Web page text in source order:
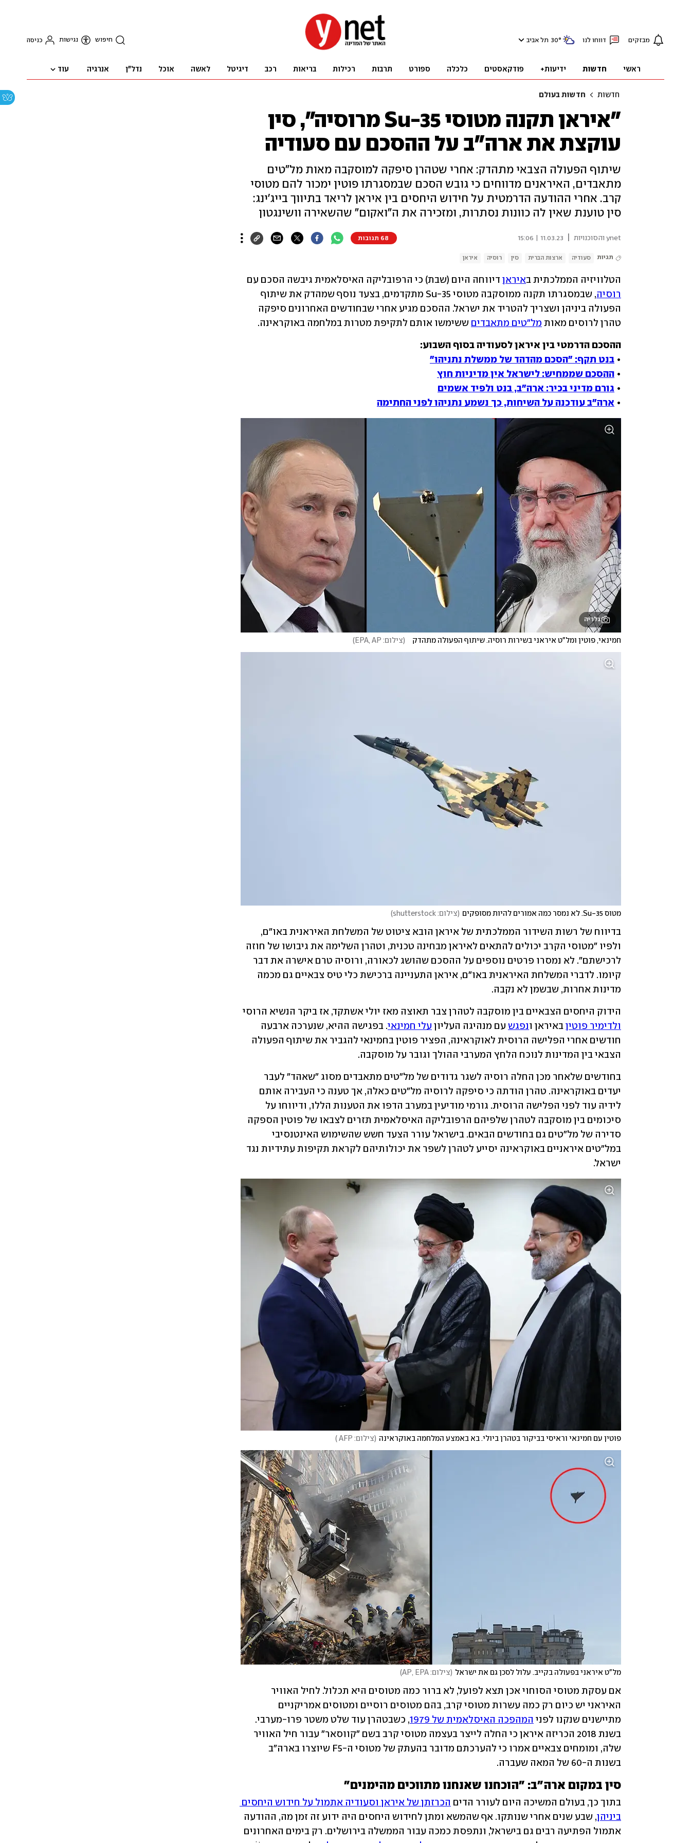
מבזקים דווחו לנו 30° תל אביב חיפוש נגישות כניסה
ראשי חדשות ידיעות+ פודקאסטים כלכלה ספורט תרבות רכילות בריאות רכב דיגיטל לאשה אוכל נדל"ן אנרגיה עוד
חדשות חדשות בעולם
"איראן תקנה מטוסי Su-35 מרוסיה", סין
עוקצת את ארה"ב על ההסכם עם סעודיה
שיתוף הפעולה הצבאי מתהדק: אחרי שטהרן סיפקה למוסקבה מאות מל"טים
מתאבדים, האיראנים מדווחים כי גובש הסכם שבמסגרתו פוטין ימכור להם מטוסי
קרב. אחרי ההודעה הדרמטית על חידוש היחסים בין איראן לריאד בתיווך בייג'ינג:
סין טוענת שאין לה כוונות נסתרות, ומזכירה את ה"ואקום" שהשאירה וושינגטון
ynet והסוכנויות 11.03.23 | 15:06 68 תגובות
תגיות סעודיה ארצות הברית סין רוסיה איראן
הטלוויזיה הממלכתית באיראן דיווחה היום (שבת) כי הרפובליקה האיסלאמית גיבשה הסכם עם
רוסיה
טהרן לרוסים מאות מל"טים מתאבדים ששימשו אותם לתקיפת מטרות במלחמה באוקראינה.
• בנט תקף: "הסכם מהדהד של ממשלת נתניהו"
• ההסכם שממחיש: לישראל אין מדיניות חוץ
• גורם מדיני בכיר: ארה"ב, בנט ולפיד אשמים
• ארה"ב עודכנה על השיחות, כך נשמע נתניהו לפני החתימה
גלריה
חמינאי, פוטין ומל"ט איראני בשירות רוסיה. שיתוף הפעולה מתהדק (צילום: EPA, AP )
מטוס Su-35. לא נמסר כמה אמורים להיות מסופקים (צילום: shutterstock )
מדינות אחרות, שבשמן לא נקבה.
הידוק היחסים הצבאיים בין מוסקבה לטהרן צבר תאוצה מאז יולי אשתקד, אז ביקר הנשיא הרוסי
ולדימיר פוטין באיראן ונפגש עם מנהיגה העליון עלי חמינאי
הצבאי בין המדינות לנוכח הלחץ המערבי ההולך וגובר על מוסקבה.
ישראל.
פוטין עם חמינאי וראיסי בביקור בטהרן ביולי. בא באמצע המלחמה באוקראינה (צילום: AFP )
מל"ט איראני בפעולה בקייב. עלול לסכן גם את ישראל (צילום: AP, EPA )
מתיישנים שנקנו לפני המהפכה האיסלאמית של 1979
בשנות ה-60 של המאה שעברה.
סין במקום ארה"ב: "הוכחנו שאנחנו מתווכים מהימנים"
בתוך כך, בעולם המשיכה היום לעורר הדים
ביניהן